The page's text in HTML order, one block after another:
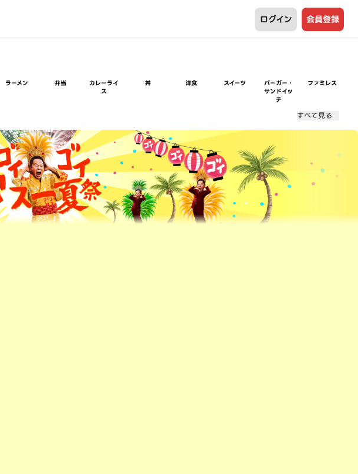
ログイン 会員登録
ラーメン 弁当
カレーライ
ス
丼 洋食 スイーツ
バーガー・
サンドイッ
チ
ファミレス
すべて見る